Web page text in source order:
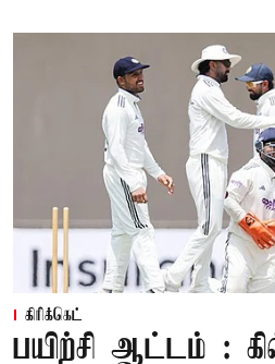
கிரிக்கெட்
பயிற்சி ஆட்டம் :